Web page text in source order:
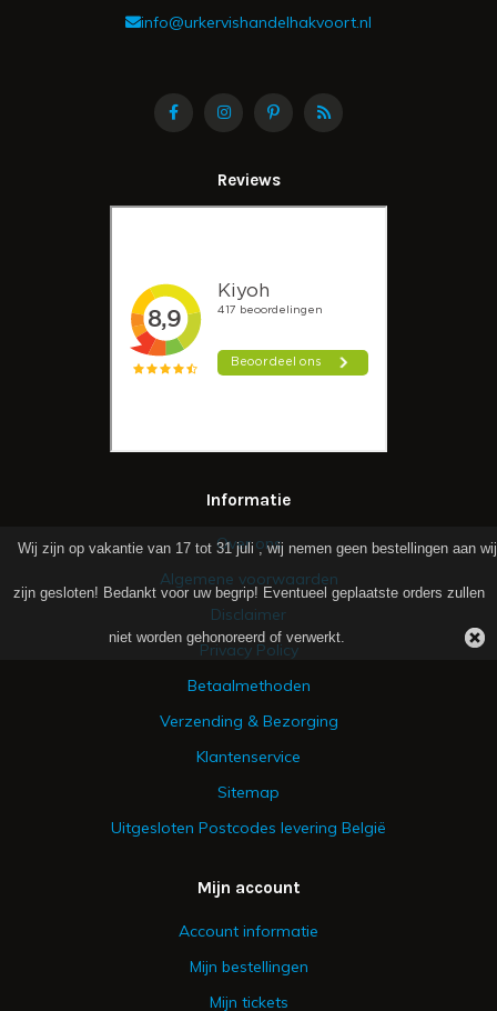
Wij zijn op vakantie van 17 tot 31 juli , wij nemen geen bestellingen aan wij
zijn gesloten! Bedankt voor uw begrip! Eventueel geplaatste orders zullen
niet worden gehonoreerd of verwerkt.
info@urkervishandelhakvoort.nl
Reviews
Informatie
Over ons
Algemene voorwaarden
Disclaimer
Privacy Policy
Betaalmethoden
Verzending & Bezorging
Klantenservice
Sitemap
Uitgesloten Postcodes levering België
Mijn account
Account informatie
Mijn bestellingen
Mijn tickets